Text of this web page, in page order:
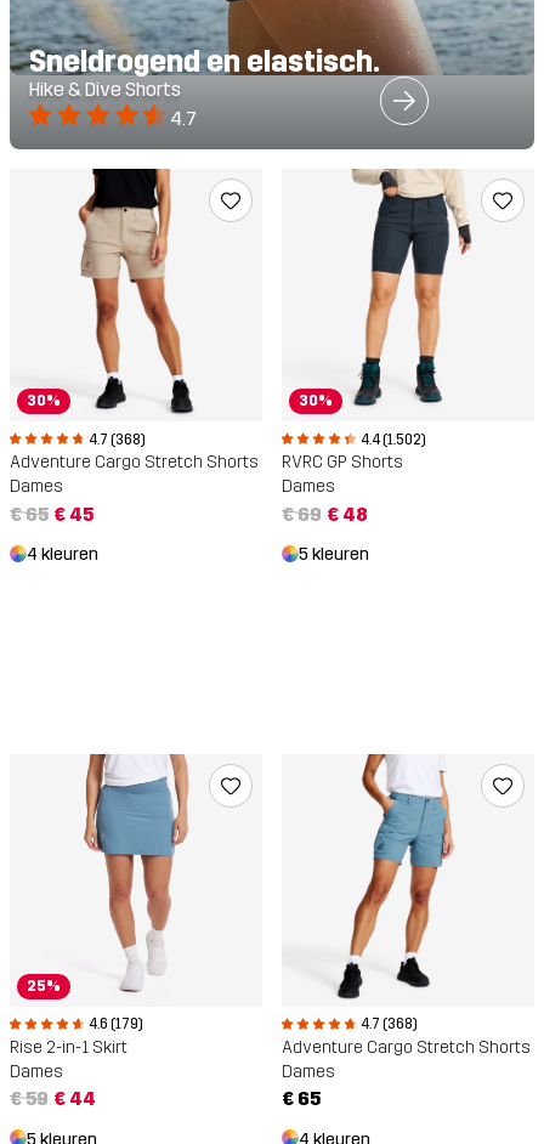
Sneldrogend en elastisch.
Hike & Dive Shorts
4.7
30%
4.7 (368)
Adventure Cargo Stretch Shorts
Dames
€ 65 € 45
4 kleuren
30%
4.4 (1.502)
RVRC GP Shorts
Dames
€ 69 € 48
5 kleuren
25%
4.6 (179)
Rise 2-in-1 Skirt
Dames
€ 59 € 44
5 kleuren
4.7 (368)
Adventure Cargo Stretch Shorts
Dames
€ 65
4 kleuren